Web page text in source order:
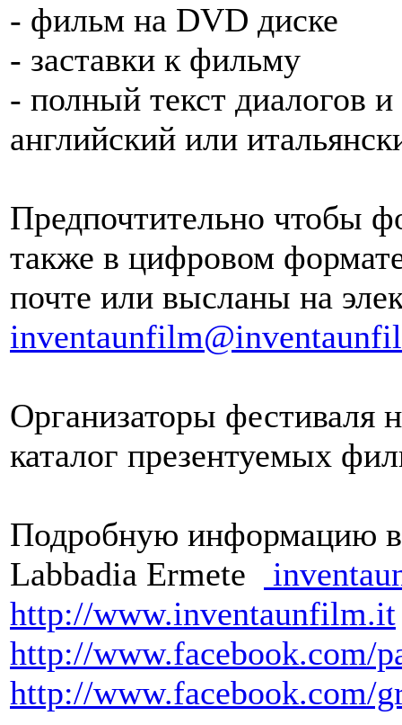
- фильм на DVD диске
- заставки к фильму
- полный текст диалогов
английский или
Предпочтительно чтобы
также в цифровом
почте или высланы на
Организаторы фестиваля
каталог презентуемых
Подробную информацию
Labbadia Ermete
http://www.inventaunfilm.it
http://www.facebook.com/
http://www.facebook.com/